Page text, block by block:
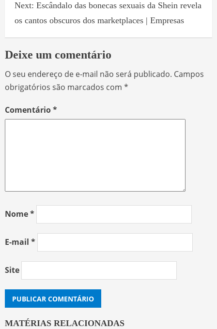
Next: Escândalo das bonecas sexuais da Shein revela
os cantos obscuros dos marketplaces | Empresas
Deixe um comentário
O seu endereço de e-mail não será publicado. Campos
obrigatórios são marcados com *
Comentário*
Nome*
E-mail *
Site
MATÉRIAS RELACIONADAS